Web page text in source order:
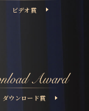
ビデオ賞
ダウンロード賞